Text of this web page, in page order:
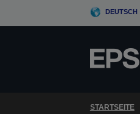
DEUTSCH
STARTSEITE